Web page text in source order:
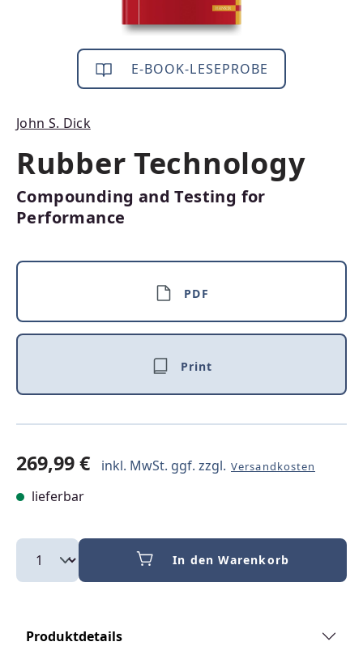
E-BOOK-LESEPROBE
John S. Dick
Rubber Technology
Compounding and Testing for
Performance
PDF
Print
269,99 € inkl. MwSt. ggf. zzgl. Versandkosten
lieferbar
In den Warenkorb
Produktdetails